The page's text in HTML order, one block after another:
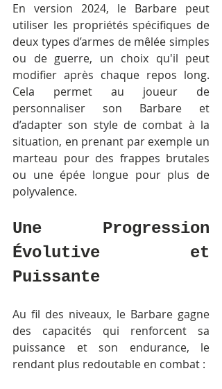
En version 2024, le Barbare peut
utiliser les propriétés spécifiques de
deux types d’armes de mêlée simples
ou de guerre, un choix qu'il peut
modifier après chaque repos long.
Cela permet au joueur de
personnaliser son Barbare et
d’adapter son style de combat à la
situation, en prenant par exemple un
marteau pour des frappes brutales
ou une épée longue pour plus de
polyvalence.
Une Progression
Évolutive et
Puissante
Au fil des niveaux, le Barbare gagne
des capacités qui renforcent sa
puissance et son endurance, le
rendant plus redoutable en combat :